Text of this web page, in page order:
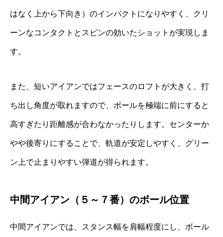
はなく上から下向き）のインパクトになりやすく、クリ
ーンなコンタクトとスピンの効いたショットが実現しま
す。
また、短いアイアンではフェースのロフトが大きく、打
ち出し角度が取れますので、ボールを極端に前にすると
高すぎたり距離感が合わなかったりします。センターか
やや後寄りにすることで、軌道が安定しやすく、グリー
ン上で止まりやすい弾道が得られます。
中間アイアン（５～７番）のボール位置
中間アイアンでは、スタンス幅を肩幅程度にし、ボール